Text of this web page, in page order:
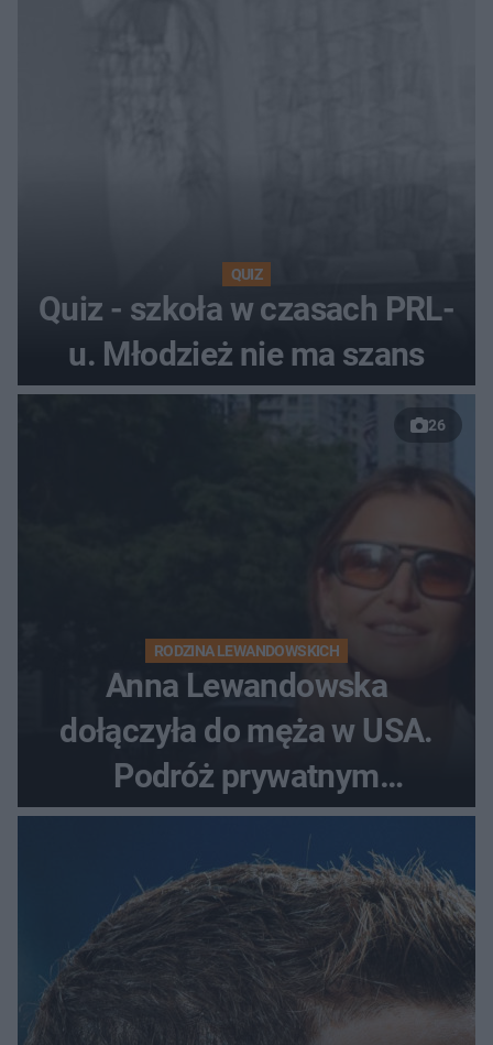
QUIZ
Quiz - szkoła w czasach PRL-
u. Młodzież nie ma szans
26
RODZINA LEWANDOWSKICH
Anna Lewandowska
dołączyła do męża w USA.
Podróż prywatnym
odrzutowcem to dopiero
początek!